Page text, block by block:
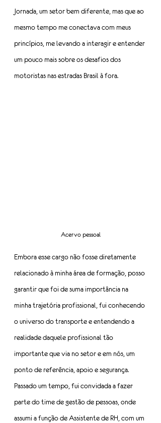
Jornada, um setor bem diferente, mas que ao
mesmo tempo me conectava com meus
princípios, me levando a interagir e entender
um pouco mais sobre os desafios dos
motoristas nas estradas Brasil à fora.
Acervo pessoal
Embora esse cargo não fosse diretamente
relacionado à minha área de formação, posso
garantir que foi de suma importância na
minha trajetória profissional, fui conhecendo
o universo do transporte e entendendo a
realidade daquele profissional tão
importante que via no setor e em nós, um
ponto de referência, apoio e segurança.
Passado um tempo, fui convidada a fazer
parte do time de gestão de pessoas, onde
assumi a função de Assistente de RH, com um